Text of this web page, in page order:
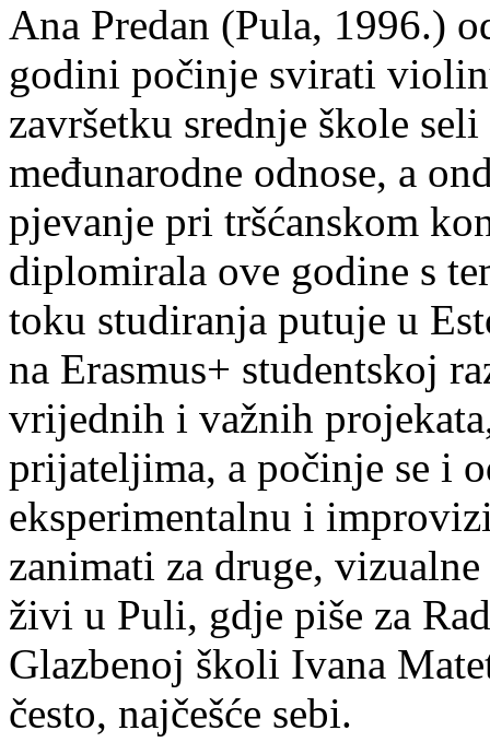
Ana Predan (Pula, 1996.)
godini počinje svirati
završetku srednje škole
međunarodne odnose, a
pjevanje pri tršćanskom
diplomirala ove godine s
toku studiranja putuje u
na Erasmus+ studentskoj
vrijednih i važnih
prijateljima, a počinje se i
eksperimentalnu i
zanimati za druge,
živi u Puli, gdje piše za
Glazbenoj školi Ivana
često, najčešće sebi.